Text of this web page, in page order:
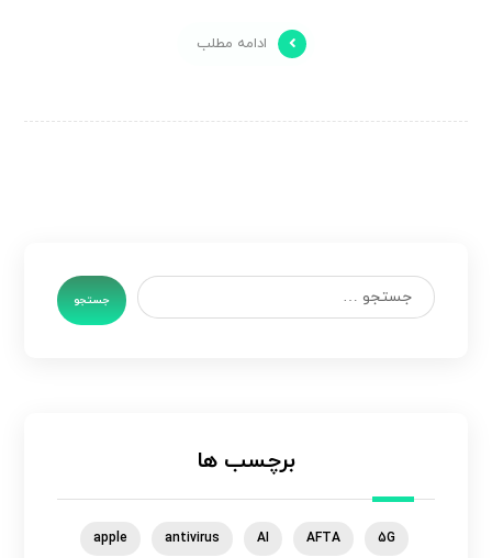
ادامه مطلب
جستجو
برچسب ها
5G
AFTA
AI
antivirus
apple